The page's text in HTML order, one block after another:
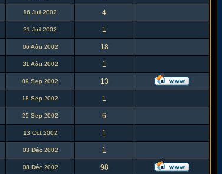
16 Juil 2002 4
21 Juil 2002 1
06 Aôu 2002 18
31 Aôu 2002 1
09 Sep 2002 13
18 Sep 2002 1
25 Sep 2002 6
13 Oct 2002 1
03 Déc 2002 1
08 Déc 2002 98